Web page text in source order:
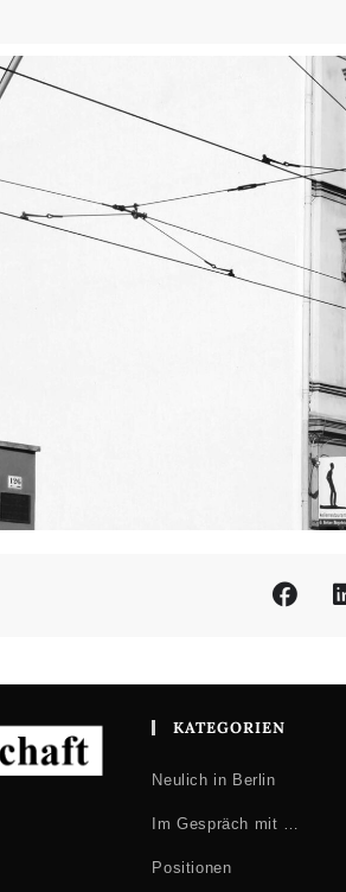
KATEGORIEN
Neulich in Berlin
Im Gespräch mit …
Positionen